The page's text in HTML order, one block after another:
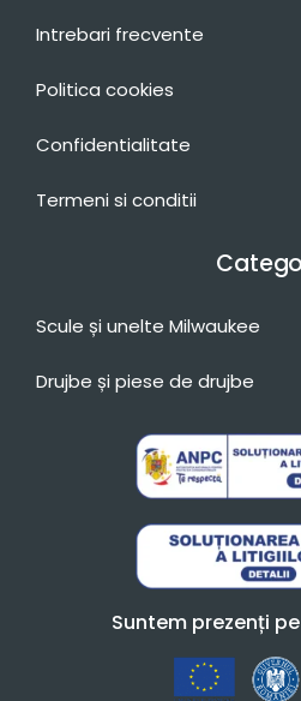
Intrebari frecvente
Politica cookies
Confidentialitate
Termeni si conditii
Scule și unelte Milwaukee
Drujbe și piese de drujbe
Suntem prezenți pe